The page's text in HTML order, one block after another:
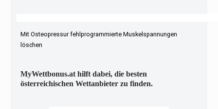
Mit Osteopressur fehlprogrammierte Muskelspannungen
löschen
MyWettbonus.at hilft dabei, die besten
österreichischen Wettanbieter zu finden.